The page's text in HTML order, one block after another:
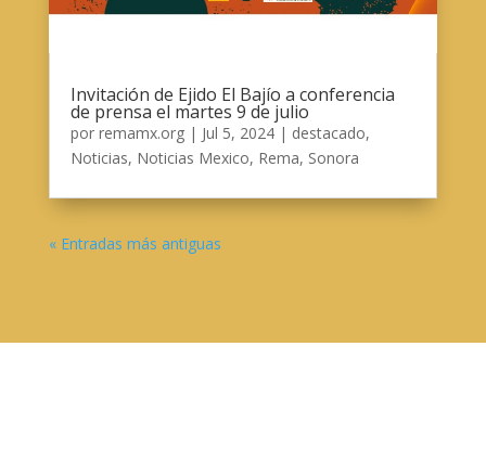
Invitación de Ejido El Bajío a conferencia
de prensa el martes 9 de julio
por remamx.org| Jul 5, 2024| destacado,
Noticias, Noticias Mexico, Rema, Sonora
« Entradas más antiguas